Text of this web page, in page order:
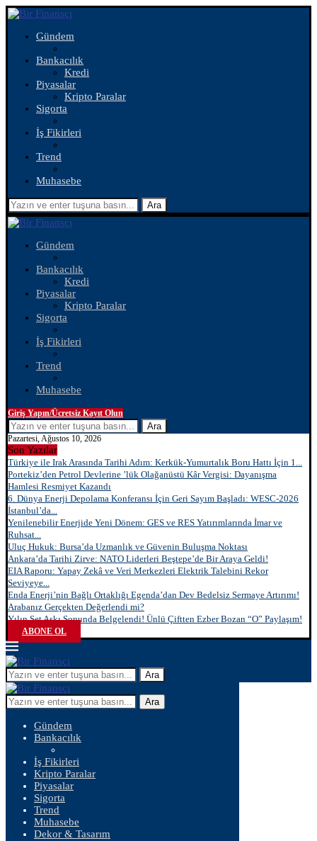
Gündem
Bankacılık
Kredi
Piyasalar
Kripto Paralar
Sigorta
İş Fikirleri
Trend
Muhasebe
Ara
Gündem
Bankacılık
Kredi
Piyasalar
Kripto Paralar
Sigorta
İş Fikirleri
Trend
Muhasebe
Giriş Yapın/Ücretsiz Kayıt Olun
Ara
Pazartesi, Ağustos 10, 2026
Son Yazılar
Türkiye ile Irak Arasında Tarihi Adım: Kerkük-Yumurtalık Boru Hattı İçin 1...
Portekiz’den Petrol Devlerine ’lük Olağanüstü Kâr Vergisi: Dayanışma
Hamlesi Resmiyet Kazandı
6. Dünya Enerji Depolama Konferansı İçin Geri Sayım Başladı: WESC-2026
İstanbul’da...
Yenilenebilir Enerjide Yeni Dönem: GES ve RES Yatırımlarında İmar ve
Ruhsat...
Uluç Hukuk: Bursa’da Uzmanlık ve Güvenin Buluşma Noktası
Ankara’da Tarihi Zirve: NATO Liderleri Beştepe’de Bir Araya Geldi!
EIA Raporu: Yapay Zekâ ve Veri Merkezleri Elektrik Talebini Rekor
Seviyeye...
Enda Enerji’nin Bağlı Ortaklığı Egenda’dan Dev Bedelsiz Sermaye Artırımı!
Arabanız Gerçekten Değerlendi mi?
Yılın Set Aşkı Sonunda Belgelendi! Ünlü Çiftten Ezber Bozan “O” Paylaşım!
ABONE OL
Ara
Ara
Gündem
Bankacılık
İş Fikirleri
Kripto Paralar
Piyasalar
Sigorta
Trend
Muhasebe
Dekor & Tasarım